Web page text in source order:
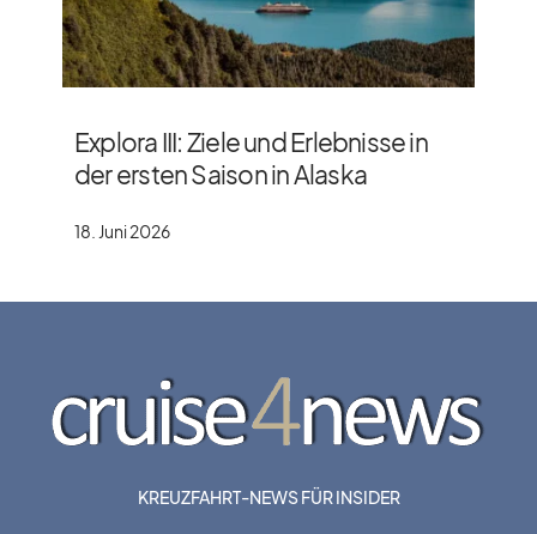
Explora III: Ziele und Erlebnisse in
der ersten Saison in Alaska
18. Juni 2026
KREUZFAHRT-NEWS FÜR INSIDER